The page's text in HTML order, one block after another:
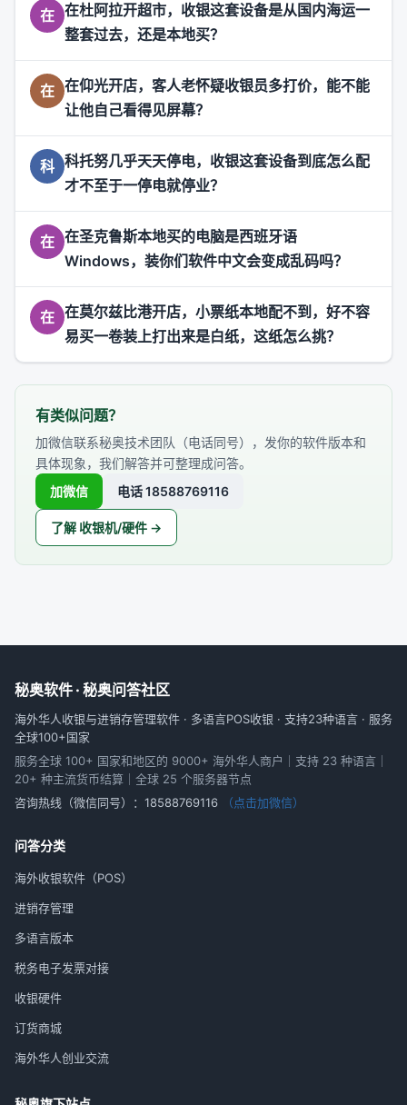
在 在杜阿拉开超市，收银这套设备是从国内海运一
整套过去，还是本地买？
在 在仰光开店，客人老怀疑收银员多打价，能不能
让他自己看得见屏幕？
科 科托努几乎天天停电，收银这套设备到底怎么配
才不至于一停电就停业？
在 在圣克鲁斯本地买的电脑是西班牙语
Windows，装你们软件中文会变成乱码吗？
在 在莫尔兹比港开店，小票纸本地配不到，好不容
易买一卷装上打出来是白纸，这纸怎么挑？
有类似问题？
加微信联系秘奥技术团队（电话同号），发你的软件版本和
具体现象，我们解答并可整理成问答。
加微信
电话 18588769116
了解 收银机/硬件 →
秘奥软件 · 秘奥问答社区
海外华人收银与进销存管理软件 · 多语言POS收银 · 支持23种语言 · 服务
全球100+国家
服务全球 100+ 国家和地区的 9000+ 海外华人商户｜支持 23 种语言｜
20+ 种主流货币结算｜全球 25 个服务器节点
咨询热线（微信同号）： 18588769116 （点击加微信）
问答分类
海外收银软件（POS）
进销存管理
多语言版本
税务电子发票对接
收银硬件
订货商城
海外华人创业交流